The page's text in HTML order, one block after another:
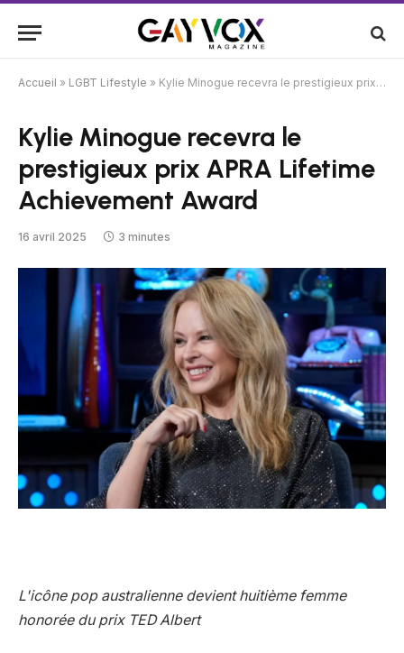
Accueil » LGBT Lifestyle » Kylie Minogue recevra le prestigieux prix APRA Lifetime Achievement Award
Kylie Minogue recevra le
prestigieux prix APRA Lifetime
Achievement Award
16 avril 2025 3 minutes
L'icône pop australienne devient huitième femme
honorée du prix TED Albert